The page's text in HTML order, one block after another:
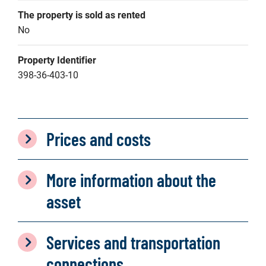
The property is sold as rented
No
Property Identifier
398-36-403-10
Prices and costs
More information about the
asset
Services and transportation